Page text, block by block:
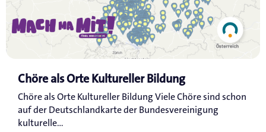
Chöre als Orte Kultureller Bildung
Chöre als Orte Kultureller Bildung Viele Chöre sind schon
auf der Deutschlandkarte der Bundesvereinigung
kulturelle...